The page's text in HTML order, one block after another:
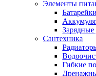
Элементы
Зарядные
Сантехника
Гибкие